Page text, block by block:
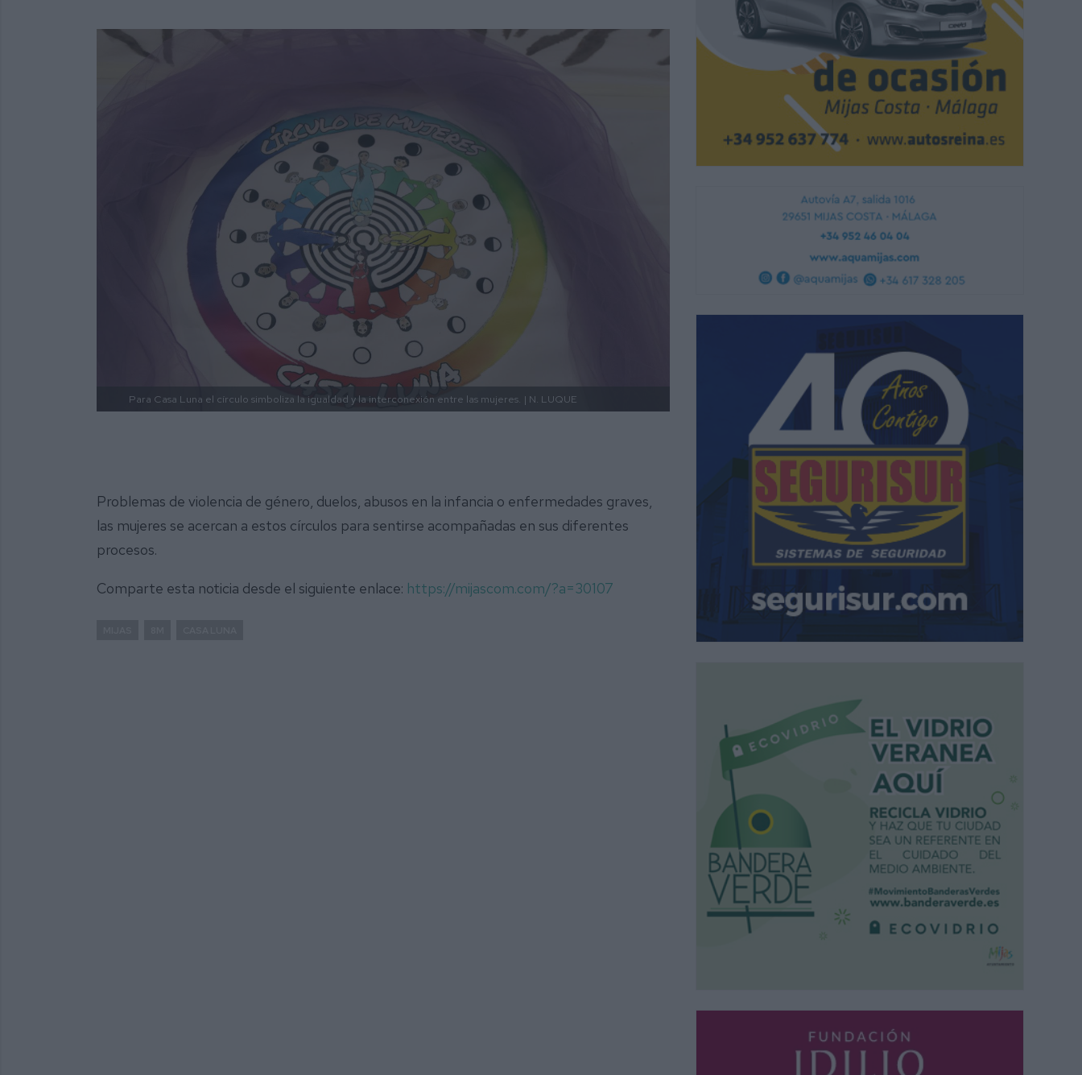
Para Casa Luna el círculo simboliza la igualdad y la interconexión entre las mujeres. | N. LUQUE
Problemas de violencia de género, duelos, abusos en la infancia o enfermedades graves,
las mujeres se acercan a estos círculos para sentirse acompañadas en sus diferentes
procesos.
Comparte esta noticia desde el siguiente enlace: https://mijascom.com/?a=30107